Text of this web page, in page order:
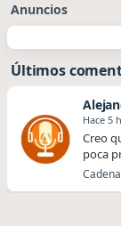
Anuncios
Últimos
Hace 5
Creo
poca